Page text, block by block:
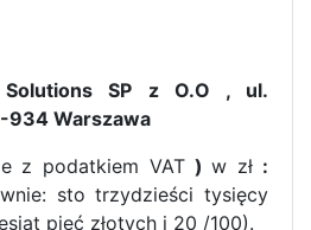
Solutions SP z O.O , ul.
934 Warszawa
z podatkiem VAT)w zł :
sto trzydzieści tysięcy
pięć złotych i 20 /100).